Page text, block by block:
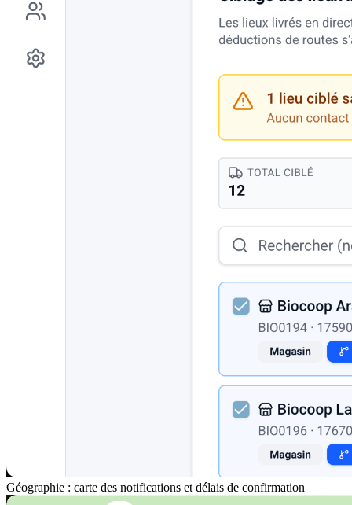
Géographie : carte des notifications et délais de confirmation